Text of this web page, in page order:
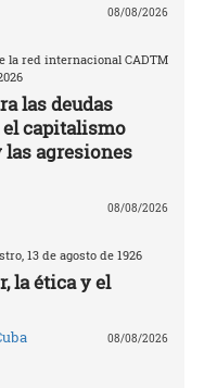
08/08/2026
la red internacional CADTM
las deudas
capitalismo
las agresiones
08/08/2026
13 de agosto de 1926
la ética y el
08/08/2026